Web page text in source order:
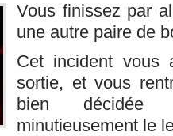
Vous finissez par
une autre paire de
Cet incident vous
sortie, et vous
bien
minutieusement le